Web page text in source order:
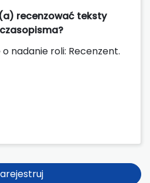
recenzować teksty
nadanie roli: Recenzent.